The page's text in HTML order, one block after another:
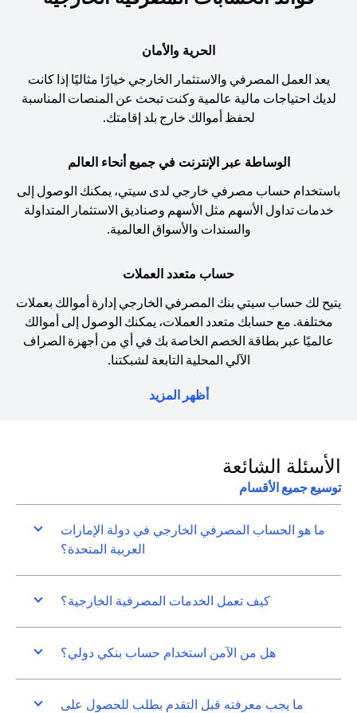
الحرية والأمان
يعد العمل المصرفي والاستثمار الخارجي خيارًا مثاليًا إذا كانت
لديك احتياجات مالية عالمية وكنت تبحث عن المنصات المناسبة
لحفظ أموالك خارج بلد إقامتك.
الوساطة عبر الإنترنت في جميع أنحاء العالم
باستخدام حساب مصرفي خارجي لدى سيتي، يمكنك الوصول إلى
خدمات تداول الأسهم مثل الأسهم وصناديق الاستثمار المتداولة
والسندات والأسواق العالمية.
حساب متعدد العملات
يتيح لك حساب سيتي بنك المصرفي الخارجي إدارة أموالك بعملات
مختلفة. مع حسابك متعدد العملات، يمكنك الوصول إلى أموالك
عالميًا عبر بطاقة الخصم الخاصة بك في أي من أجهزة الصراف
الآلي المحلية التابعة لشبكتنا.
أظهر المزيد
الأسئلة الشائعة
توسيع جميع الأقسام
ما هو الحساب المصرفي الخارجي في دولة الإمارات
العربية المتحدة؟
كيف تعمل الخدمات المصرفية الخارجية؟
هل من الآمن استخدام حساب بنكي دولي؟
ما يجب معرفته قبل التقدم بطلب للحصول على